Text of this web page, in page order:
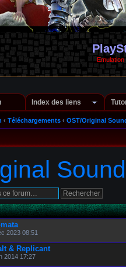
Index des liens
‹ Téléchargements ‹ OST/Original
2023 08:51
& Replicant
2014 17:27